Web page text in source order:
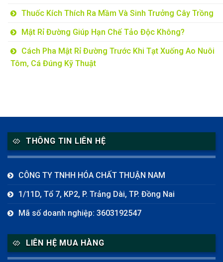
Thuốc Kích Thích Ra Mầm Và Sinh Trưởng Cây Trồng
Mật Rỉ Đường Giúp Hạn Chế Tảo Độc Không?
Cách Pha Mật Rỉ Đường Trước Khi Tạt Xuống Ao Nuôi
Tôm, Cá Đúng Kỹ Thuật
THÔNG TIN LIÊN HỆ
CÔNG TY TNHH HÓA CHẤT THUẬN NAM
1/11D, Tổ 7, KP2, P. Trảng Dài, TP. Đồng Nai
Mã số doanh nghiệp: 3603192547
LIÊN HỆ MUA HÀNG